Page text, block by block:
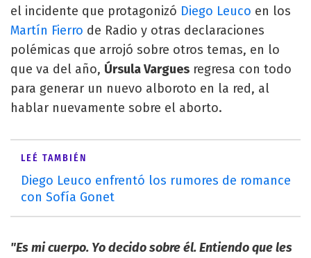
el incidente que protagonizó Diego Leuco en los
Martín Fierro de Radio y otras declaraciones
polémicas que arrojó sobre otros temas, en lo
que va del año, Úrsula Vargues regresa con todo
para generar un nuevo alboroto en la red, al
hablar nuevamente sobre el aborto.
LEÉ TAMBIÉN
Diego Leuco enfrentó los rumores de romance
con Sofía Gonet
"Es mi cuerpo. Yo decido sobre él. Entiendo que les